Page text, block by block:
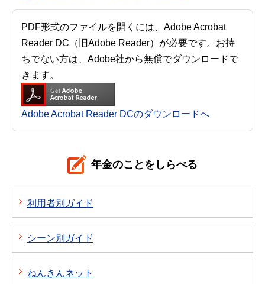
PDF形式のファイルを開くには、Adobe Acrobat
Reader DC（旧Adobe Reader）が必要です。お持
ちでない方は、Adobe社から無償でダウンロードで
きます。
Adobe Acrobat Reader DCのダウンロードへ
年金のことをしらべる
利用者別ガイド
シーン別ガイド
ねんきんネット